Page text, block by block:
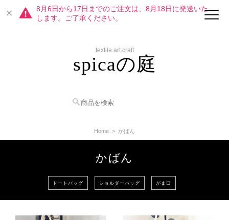
8月6日から17日までのご注文は、8月18日に発送いた
します。ご了承ください。
textile.art.craft
spicaの庭
Home かばん
かばん
トートバッグ ショルダーバッグ がま口